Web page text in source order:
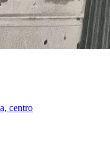
centro